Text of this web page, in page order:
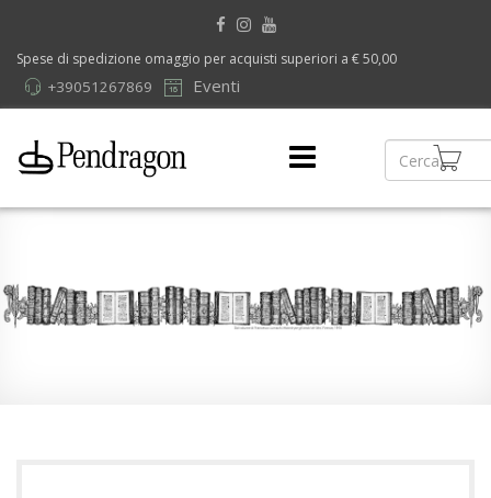
Spese di spedizione omaggio per acquisti superiori a € 50,00
Eventi
+39051267869